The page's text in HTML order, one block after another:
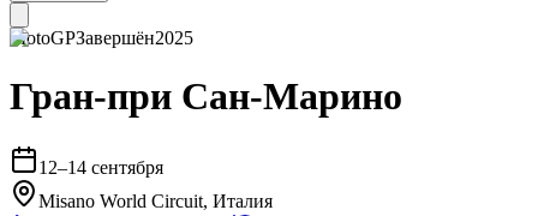
MotoGPЗавершён2025
Гран-при Сан-Марино
12–14 сентября
Misano World Circuit, Италия